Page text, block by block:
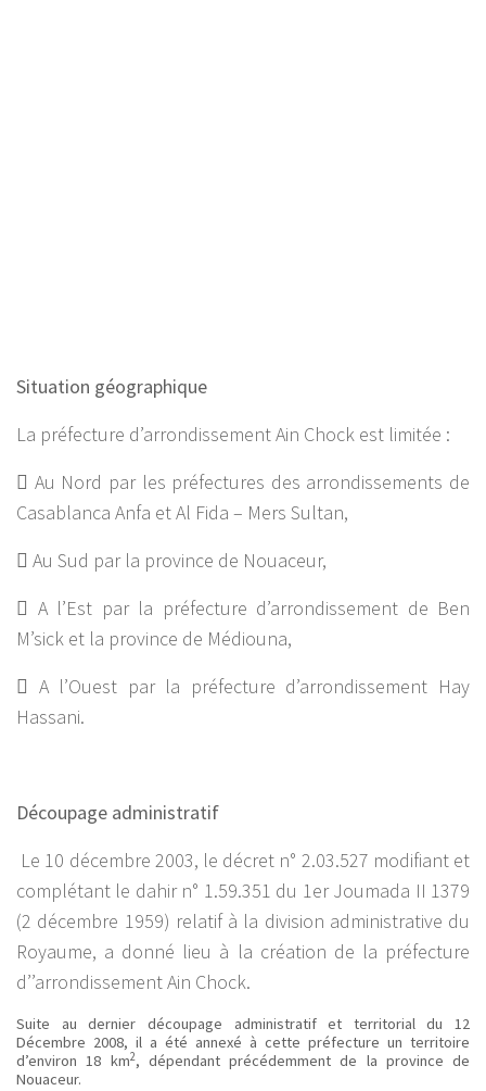
Situation géographique
La préfecture d’arrondissement Ain Chock est limitée :
 Au Nord par les préfectures des arrondissements de
Casablanca Anfa et Al Fida – Mers Sultan,
 Au Sud par la province de Nouaceur,
 A l’Est par la préfecture d’arrondissement de Ben
M’sick et la province de Médiouna,
 A l’Ouest par la préfecture d’arrondissement Hay
Hassani.
Découpage administratif
Le 10 décembre 2003, le décret n° 2.03.527 modifiant et
complétant le dahir n° 1.59.351 du 1er Joumada II 1379
(2 décembre 1959) relatif à la division administrative du
Royaume, a donné lieu à la création de la préfecture
d’’arrondissement Ain Chock.
Suite au dernier découpage administratif et territorial du 12
Décembre 2008, il a été annexé à cette préfecture un territoire
d’environ 18 km2, dépendant précédemment de la province de
Nouaceur.